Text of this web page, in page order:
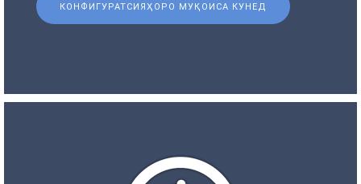
КОНФИГУРАТСИЯҲОРО МУҚОИСА КУНЕД